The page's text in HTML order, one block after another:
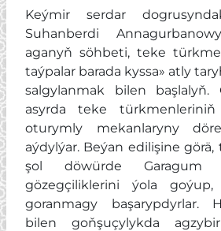
Keýmir serdar
Suhanberdi
aganyň söhbeti, teke
taýpalar barada kyssa» atly
salgylanmak bilen başlalyň.
asyrda teke türkmenleriniň
oturymly mekanlaryny
aýdylýar. Beýan edilişine
şol döwürde Garagum
gözegçiliklerini ýola
goranmagy başarypdyrlar.
bilen goňşuçylykda